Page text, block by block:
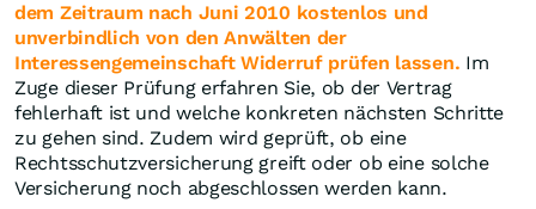
dem Zeitraum nach Juni 2010 kostenlos und
unverbindlich von den Anwälten der
Interessengemeinschaft Widerruf prüfen lassen. Im
Zuge dieser Prüfung erfahren Sie, ob der Vertrag
fehlerhaft ist und welche konkreten nächsten Schritte
zu gehen sind. Zudem wird geprüft, ob eine
Rechtsschutzversicherung greift oder ob eine solche
Versicherung noch abgeschlossen werden kann.